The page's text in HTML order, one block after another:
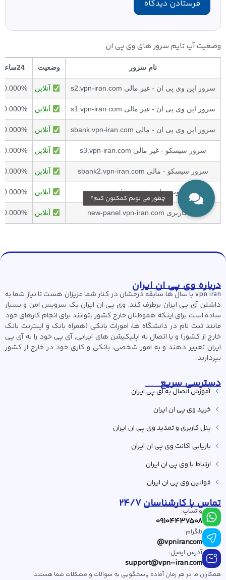
وضعیت آپ تایم سرور های وی پی ان
نام سرور وضعیت 24ساعت
سرور اپن وی پی ان - غیر مالی s2.vpn-iran.com آنلاین
سرور اپن وی پی ان - غیر مالی s1.vpn-iran.com آنلاین
سرور اپن وی پی ان - مالی sbank.vpn-iran.com آنلاین
سرور سیسکو - غیر مالی s3.vpn-iran.com آنلاین
سرور سیسکو - مالی sbank2.vpn-iran.com آنلاین
وب سایت vpn-iran.com آنلاین
پنل کاربری new-panel.vpn-iran.com آنلاین
درباره وی پی ان ایران
vpn iran با سال ها سابقه درخشان در کنار شما عزیزان هست تا نیاز شما به
داشتن آی پی ایران برطرف کند. وی پی ان ایران یک سرویس امن و بسیار
ساده است برای اینکه هموطنان خارج کشور بتوانند برای انجام کارهای خود
مانند ثبت نام در دانشگاه ها، امورات بانکی (همراه بانک و اینترنت بانک
خارج از کشور) و یا اتصال به اپلیکیشن های ایرانی, آی پی خود را به آی پی
ایران تغییر دهند و به امور شخصی، بانکی و کاری خود در خارج از کشور
بپردازند.
دسترسی سریع
آموزش اتصال به ای پی ایران
خرید وی پی ان ایران
پنل کاربری و تمدید وی پی ان ایران
بازیابی اکانت وی پی ان ایران
ارتباط با وی پی ان ایران
قوانین وی پی ان ایران
تماس با کارشناسان 24/7
واتساپ:
09104437508
تلگرام:
vpnirancom@
آدرس ایمیل:
support@vpn-iran.com
همکاران ما در هر زمان آماده پاسخگویی به سوالات و مشکلات شما هستند.